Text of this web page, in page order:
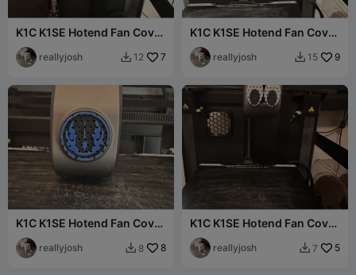
K1C K1SE Hotend Fan Cover
(Batman Logo)
reallyjosh  12 7
K1C K1SE Hotend Fan Cover
(Galactic Empire Logo)
reallyjosh  15 9
K1C K1SE Hotend Fan Cover
(Jedi Logo)
reallyjosh  8 8
K1C K1SE Hotend Fan Cover
(Googly Eyes)
reallyjosh  7 5